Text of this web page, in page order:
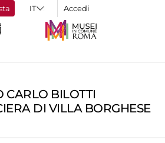
Accedi
CARLO BILOTTI
DI VILLA BORGHESE